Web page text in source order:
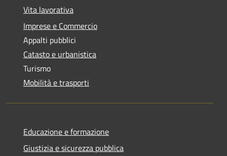
Vita lavorativa
Imprese e Commercio
Appalti pubblici
Catasto e urbanistica
Turismo
Mobilità e trasporti
Educazione e formazione
Giustizia e sicurezza pubblica